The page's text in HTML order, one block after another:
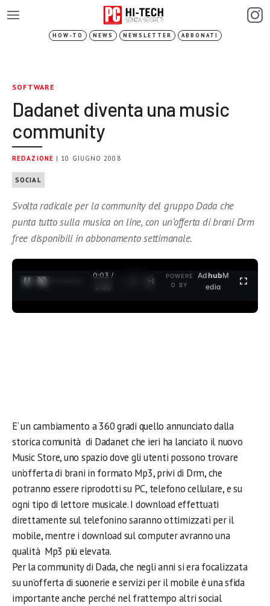
HOW-TO NEWS NEWSLETTER ABBONATI
SOFTWARE
Dadanet diventa una music
community
REDAZIONE | 10 GIUGNO 2008
SOCIAL
Svolta radicale per la community del gruppo Dada che
punta tutto sulla musica on line, con un’offerta di brani Drm
free disponibili in abbonamento settimanale.
0:03 /
3:35
POWERE
D BY
AdhubM
edia
E’ un cambiamento a 360 gradi quello annunciato dalla
storica comunità di Dadanet che ieri ha lanciato il nuovo
Music Store, uno spazio dove gli utenti possono trovare
un’offerta di brani in formato Mp3, privi di Drm, che
potranno essere riprodotti su PC, telefono cellulare, e su
ogni tipo di lettore musicale. I download effettuati
direttamente sul telefonino saranno ottimizzati per il
mobile, mentre i download sul computer avranno una
qualità Mp3 più elevata.
Per la community di Dada, che negli anni si era focalizzata
su un’offerta di suonerie e servizi per il mobile è una sfida
importante anche perché nel frattempo altri social